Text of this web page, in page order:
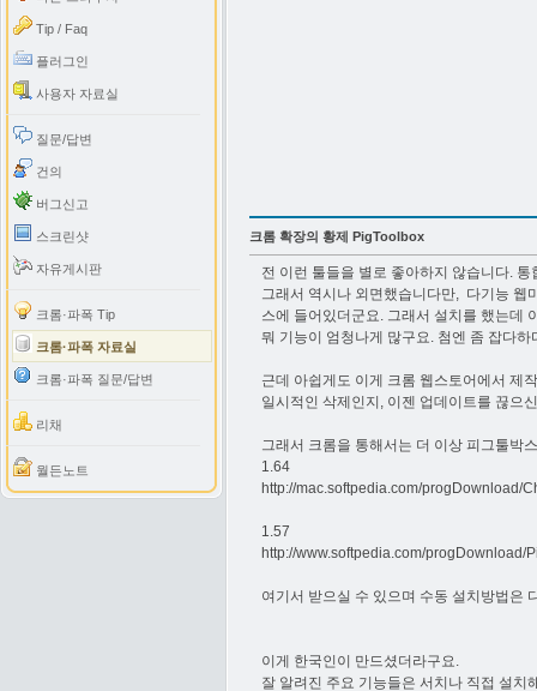
Tip / Faq
플러그인
사용자 자료실
질문/답변
건의
버그신고
스크린샷
자유게시판
크롬·파폭 Tip
크롬·파폭 자료실
크롬·파폭 질문/답변
리채
월든노트
크롬 확장의 황제 PigToolbox
전 이런 툴들을 별로 좋아하지 않습니다.
그래서 역시나 외면했습니다만, 다기능 웹
스에 들어있더군요. 그래서 설치를 했는데
뭐 기능이 엄청나게 많구요. 첨엔 좀 잡다
근데 아쉽게도 이게 크롬 웹스토어에서 제
일시적인 삭제인지, 이젠 업데이트를 끊으
그래서 크롬을 통해서는 더 이상 피그툴박
1.64
http://mac.softpedia.com/progDownload/
1.57
http://www.softpedia.com/
여기서 받으실 수 있으며 수동 설치방법은
이게 한국인이 만드셨더라구요.
잘 알려진 주요 기능들은 서치나 직접 설치